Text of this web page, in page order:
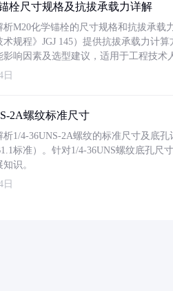
栓尺寸规格及抗拔承载力详解
析M20化学锚栓的尺寸规格和抗拔承
术规程》JGJ 145）提供抗拔承载力计
响因素及选型建议，适用于工程技术
日
2A螺纹标准尺寸
析1/4-36UNS-2A螺纹的标准尺寸及底
标准）。针对1/4-36UNS螺纹底孔
识。
日